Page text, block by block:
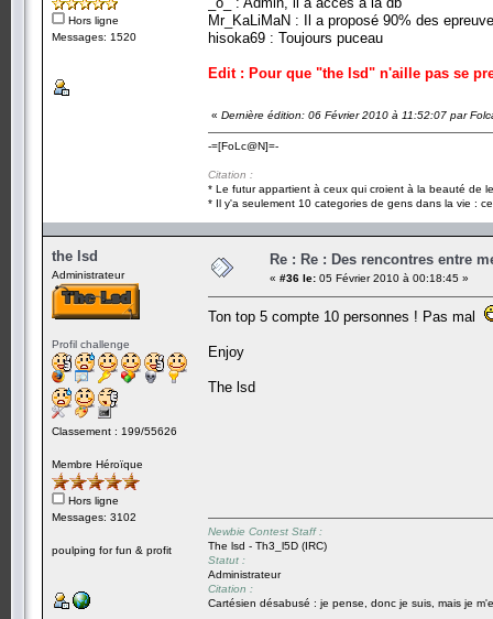
Hors ligne
Messages: 1520
Mr_KaLiMaN : Il a proposé 90% des
hisoka69 : Toujours puceau
Edit : Pour que "the lsd" n'aille pas se
« Dernière édition: 06 Février 2010 à 11:52:07 par
-=[FoLc@N]=-
Citation :
* Le futur appartient à ceux qui croient à la beauté de
* Il y'a seulement 10 categories de gens dans la vie :
the lsd
Administrateur
Profil challenge
Classement : 199/55626
Membre Héroïque
Hors ligne
Messages: 3102
poulping for fun & profit
Re : Re : Des rencontres entre
« #36 le: 05 Février 2010 à 00:18:45 »
Ton top 5 compte 10 personnes ! Pas mal
Enjoy
The lsd
Newbie Contest Staff :
The lsd - Th3_l5D (IRC)
Statut :
Administrateur
Citation :
Cartésien désabusé : je pense, donc je suis, mais je